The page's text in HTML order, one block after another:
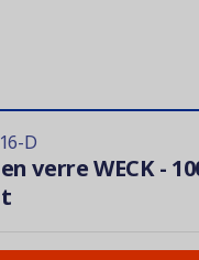
D
verre WECK -